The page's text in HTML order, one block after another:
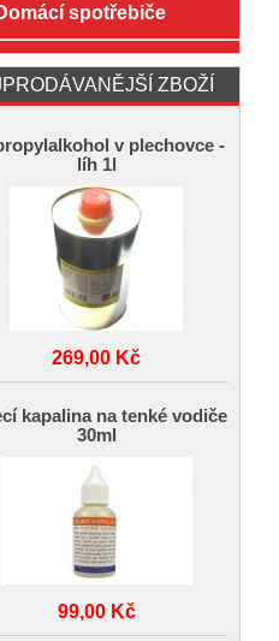
spotřebiče
ZBOŽÍ
v plechovce -
líh 1l
269,00 Kč
kapalina na tenké vodiče
30ml
99,00 Kč